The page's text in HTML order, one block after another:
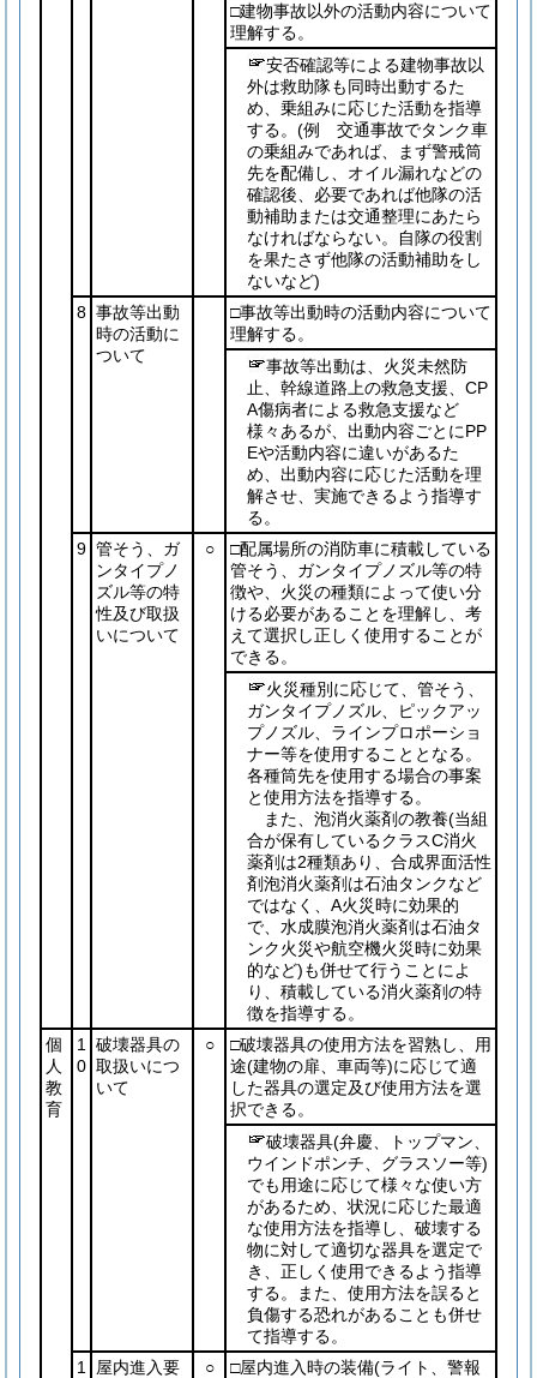
□建物事故以外の活動内容について
理解する。
安否確認等による建物事故以
外は救助隊も同時出動するた
め、乗組みに応じた活動を指導
する。 (例 交通事故でタンク車
の乗組みであれば、まず警戒筒
先を配備し、オイル漏れなどの
確認後、必要であれば他隊の活
動補助または交通整理にあたら
なければならない。自隊の役割
を果たさず他隊の活動補助をし
ないなど)
8 事故等出動
時の活動に
ついて
□事故等出動時の活動内容について
理解する。
事故等出動は、火災未然防
止、幹線道路上の救急支援、CP
A傷病者による救急支援など
様々あるが、出動内容ごとにPP
Eや活動内容に違いがあるた
め、出動内容に応じた活動を理
解させ、実施できるよう指導す
る。
9 管そう、ガ
ンタイプノ
ズル等の特
性及び取扱
いについて
○
□配属場所の消防車に積載している
管そう、ガンタイプノズル等の特
徴や、火災の種類によって使い分
ける必要があることを理解し、考
えて選択し正しく使用することが
できる。
火災種別に応じて、管そう、
ガンタイプノズル、ピックアッ
プノズル、ラインプロポーショ
ナー等を使用することとなる。
各種筒先を使用する場合の事案
と使用方法を指導する。
また、泡消火薬剤の教養(当組
合が保有しているクラスC消火
薬剤は2種類あり、合成界面活性
剤泡消火薬剤は石油タンクなど
ではなく、A火災時に効果的
で、水成膜泡消火薬剤は石油タ
ンク火災や航空機火災時に効果
的など)も併せて行うことによ
り、積載している消火薬剤の特
徴を指導する。
個
人
教
育
1
0
破壊器具の
取扱いにつ
いて
○
□破壊器具の使用方法を習熟し、用
途(建物の扉、車両等)に応じて適
した器具の選定及び使用方法を選
択できる。
破壊器具(弁慶、トップマン、
ウインドポンチ、グラスソー等)
でも用途に応じて様々な使い方
があるため、状況に応じた最適
な使用方法を指導し、破壊する
物に対して適切な器具を選定で
き、正しく使用できるよう指導
する。また、使用方法を誤ると
負傷する恐れがあることも併せ
て指導する。
1
屋内進入要
○ □屋内進入時の装備(ライト、警報